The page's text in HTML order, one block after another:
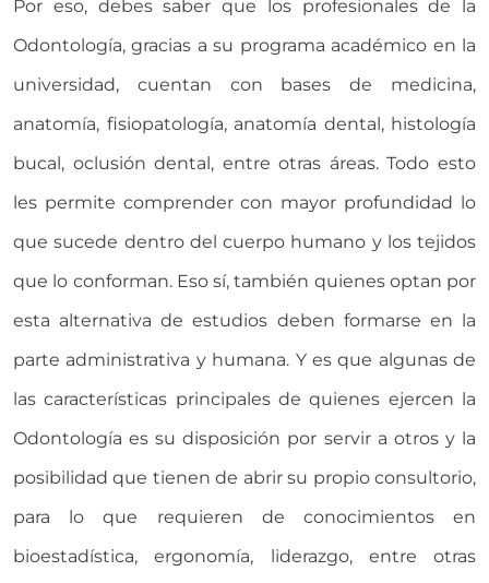
Por eso, debes saber que los profesionales de la
Odontología, gracias a su programa académico en la
universidad, cuentan con bases de medicina,
anatomía, fisiopatología, anatomía dental, histología
bucal, oclusión dental, entre otras áreas. Todo esto
les permite comprender con mayor profundidad lo
que sucede dentro del cuerpo humano y los tejidos
que lo conforman. Eso sí, también quienes optan por
esta alternativa de estudios deben formarse en la
parte administrativa y humana. Y es que algunas de
las características principales de quienes ejercen la
Odontología es su disposición por servir a otros y la
posibilidad que tienen de abrir su propio consultorio,
para lo que requieren de conocimientos en
bioestadística, ergonomía, liderazgo, entre otras